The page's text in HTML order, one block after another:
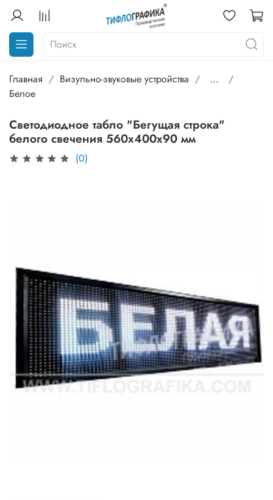
Главная Визульно-звуковые устройства
...
Белое
Светодиодное табло "Бегущая строка"
белого свечения 560х400x90 мм
(0)